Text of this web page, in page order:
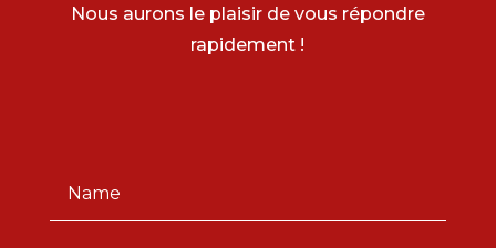
Nous aurons le plaisir de vous répondre
rapidement !